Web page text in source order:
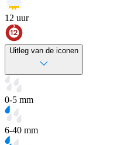
12 uur
Uitleg van de iconen
0-5 mm
6-40 mm